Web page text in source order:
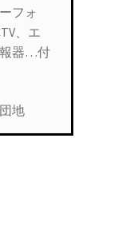
フォ
、エ
器…付
地